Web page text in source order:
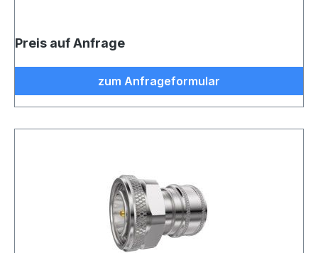
Preis auf Anfrage
zum Anfrageformular